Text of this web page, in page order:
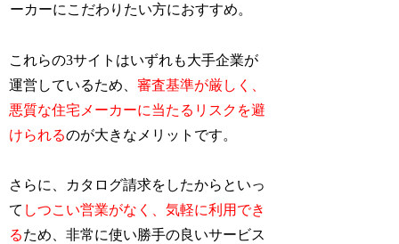
ーカーにこだわりたい方におすすめ。
これらの3サイトはいずれも大手企業が
運営しているため、審査基準が厳しく、
悪質な住宅メーカーに当たるリスクを避
けられるのが大きなメリットです。
さらに、カタログ請求をしたからといっ
て しつこい営業がなく、気軽に利用でき
るため、非常に使い勝手の良いサービス